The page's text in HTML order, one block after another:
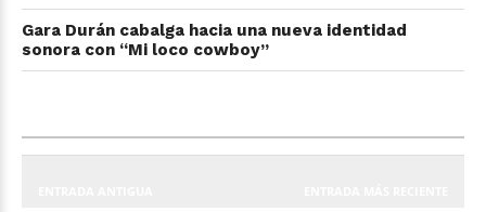
Gara Durán cabalga hacia una nueva identidad
sonora con “Mi loco cowboy”